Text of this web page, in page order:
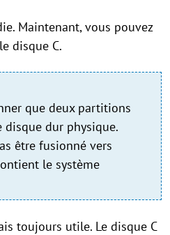
Maintenant, vous pouvez
disque C.
que deux partitions
disque dur physique.
être fusionné vers
le système
toujours utile. Le disque C